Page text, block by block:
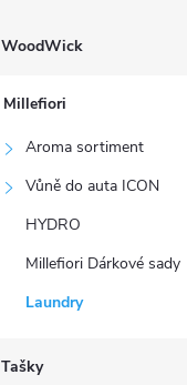
WoodWick
Millefiori
Aroma sortiment
Vůně do auta ICON
HYDRO
Millefiori Dárkové sady
Laundry
Tašky